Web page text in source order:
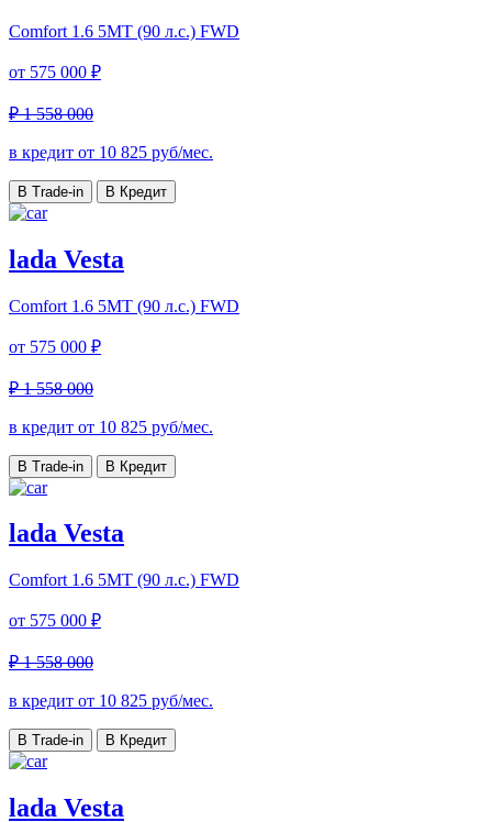
Comfort 1.6 5MT (90 л.с.) FWD
от 575 000 ₽
₽ 1 558 000
в кредит от 10 825 руб/мес.
В Trade-in В Кредит
lada Vesta
Comfort 1.6 5MT (90 л.с.) FWD
от 575 000 ₽
₽ 1 558 000
в кредит от 10 825 руб/мес.
В Trade-in В Кредит
lada Vesta
Comfort 1.6 5MT (90 л.с.) FWD
от 575 000 ₽
₽ 1 558 000
в кредит от 10 825 руб/мес.
В Trade-in В Кредит
lada Vesta